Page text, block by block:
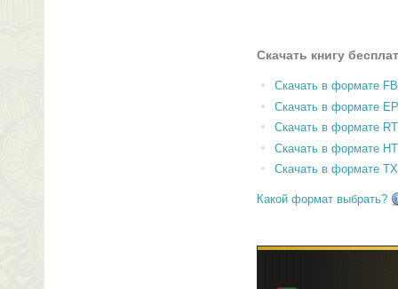
Скачать книгу
Скачать в формате
Скачать в формате
Скачать в формате
Скачать в формате
Скачать в формате
Какой формат выбрать?